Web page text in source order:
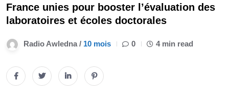
France unies pour booster l’évaluation des
laboratoires et écoles doctorales
Radio Awledna / 10 mois 0 4 min read